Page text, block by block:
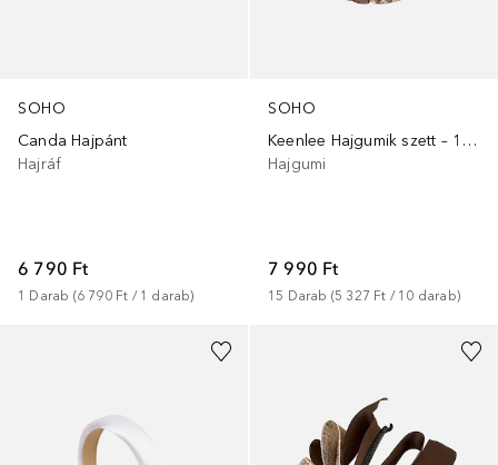
SOHO
Canda Hajpánt
Hajráf
6 790 Ft
1 Darab (6 790 Ft / 1 darab)
SOHO
Keenlee Hajgumik szett – 15 darab
Hajgumi
7 990 Ft
15 Darab (5 327 Ft / 10 darab)
+5